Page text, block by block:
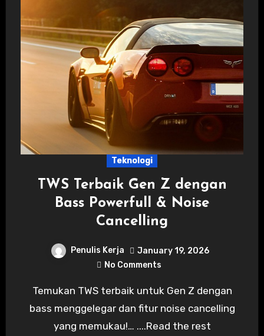
Teknologi
TWS Terbaik Gen Z dengan
Bass Powerfull & Noise
Cancelling
Penulis Kerja
January 19, 2026
No Comments
Temukan TWS terbaik untuk Gen Z dengan
bass menggelegar dan fitur noise cancelling
yang memukau!… ....Read the rest